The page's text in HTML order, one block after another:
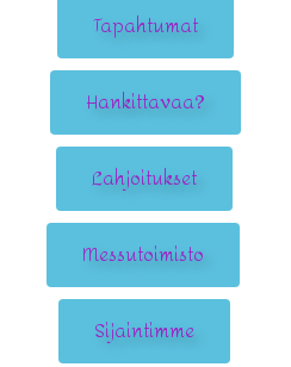
Tapahtumat
Hankittavaa?
Lahjoitukset
Messutoimisto
Sijaintimme